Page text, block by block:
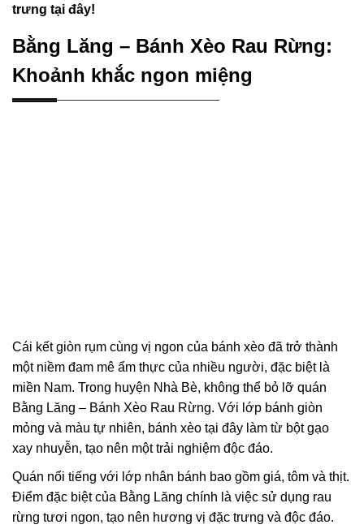
trưng tại đây!
Bằng Lăng – Bánh Xèo Rau Rừng:
Khoảnh khắc ngon miệng
Cái kết giòn rụm cùng vị ngon của bánh xèo đã trở thành
một niềm đam mê ẩm thực của nhiều người, đặc biệt là
miền Nam. Trong huyện Nhà Bè, không thể bỏ lỡ quán
Bằng Lăng – Bánh Xèo Rau Rừng. Với lớp bánh giòn
mỏng và màu tự nhiên, bánh xèo tại đây làm từ bột gạo
xay nhuyễn, tạo nên một trải nghiệm độc đáo.
Quán nổi tiếng với lớp nhân bánh bao gồm giá, tôm và thịt.
Điểm đặc biệt của Bằng Lăng chính là việc sử dụng rau
rừng tươi ngon, tạo nên hương vị đặc trưng và độc đáo.